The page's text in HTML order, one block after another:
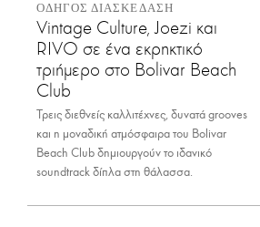
ΟΔΗΓΟΣ ΔΙΑΣΚΕΔΑΣΗ
Vintage Culture, Joezi και
RIVO σε ένα εκρηκτικό
τριήμερο στο Bolivar Beach
Club
Τρεις διεθνείς καλλιτέχνες, δυνατά grooves
και η μοναδική ατμόσφαιρα του Bolivar
Beach Club δημιουργούν το ιδανικό
soundtrack δίπλα στη θάλασσα.